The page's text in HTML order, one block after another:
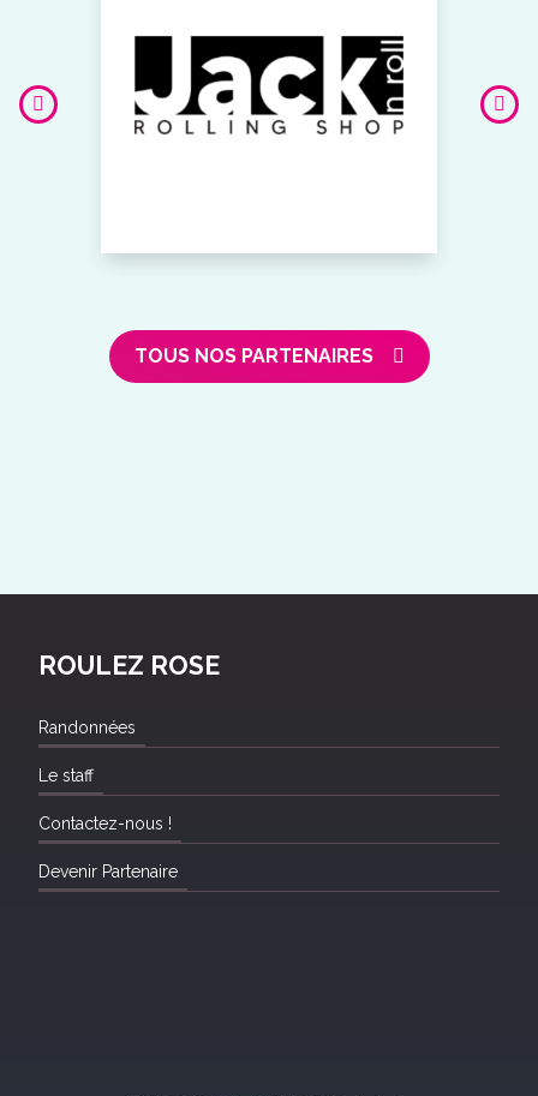
TOUS NOS PARTENAIRES
ROULEZ ROSE
Randonnées
Le staff
Contactez-nous !
Devenir Partenaire